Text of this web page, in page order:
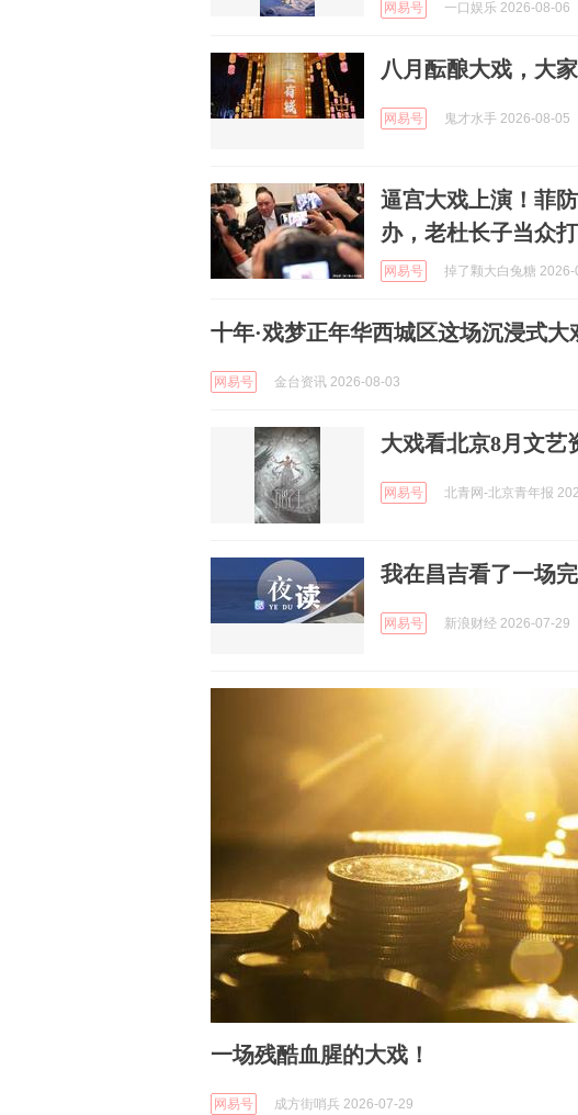
网易号 一口娱乐 2026-08-06
八月酝酿大戏，大
网易号 鬼才水手 2026-08-05
逼宫大戏上演！菲
办，老杜长子当众
网易号 掉了颗大白兔糖 2026-
十年·戏梦正年华西城区这场沉浸式
网易号 金台资讯 2026-08-03
大戏看北京8月文艺
网易号 北青网-北京青年报
我在昌吉看了一场
网易号 新浪财经 2026-07-29
一场残酷血腥的大戏！
网易号 成方街哨兵 2026-07-29